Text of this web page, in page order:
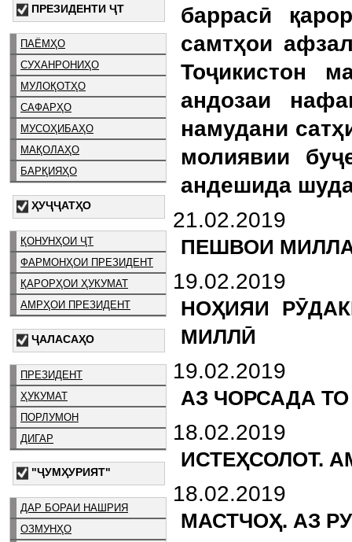
ПРЕЗИДЕНТИ ҶТ
ПАЁМҲО
СУХАНРОНИҲО
МУЛОҚОТҲО
САФАРҲО
МУСОҲИБАҲО
МАҚОЛАҲО
БАРҚИЯҲО
ҲУҶҶАТҲО
ҚОНУНҲОИ ҶТ
ФАРМОНҲОИ ПРЕЗИДЕНТ
ҚАРОРҲОИ ҲУКУМАТ
АМРҲОИ ПРЕЗИДЕНТ
ҶАЛАСАҲО
ПРЕЗИДЕНТ
ҲУКУМАТ
ПОРЛУМОН
ДИГАР
"ҶУМҲУРИЯТ"
ДАР БОРАИ НАШРИЯ
ОЗМУНҲО
баррасӣ
самтҳои
Тоҷикистон
андозаи
намудани
молиявии
андешида
21.02.2019
ПЕШВОИ
19.02.2019
НОҲИЯИ
МИЛЛӢ
19.02.2019
АЗ ЧОРСАДА
18.02.2019
ИСТЕҲСОЛОТ.
18.02.2019
МАСТЧОҲ. АЗ